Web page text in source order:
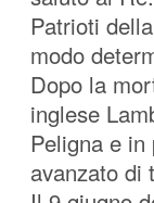
Patrioti
modo
Dopo la
inglese
Peligna e
avanzato di